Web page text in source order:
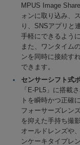
MPUS Image
ォンに取り込み、
り、SNSアプリと
手軽にできるよう
また、ワンタイム
ンを同時に接続す
できます。
センサーシフト式
「E-PL5」に搭載
トを瞬時かつ正確
フォーサーズレン
を抑えた手持ち撮
オールドレンズや
ンケーキタイプレ